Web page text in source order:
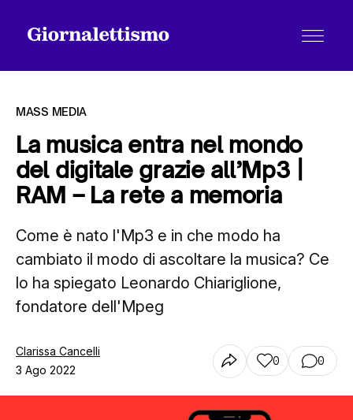
Tutti gli articoli
Chi siamo
Contatti
MASS MEDIA
La musica entra nel mondo
del digitale grazie all’Mp3 |
RAM – La rete a memoria
Come è nato l'Mp3 e in che modo ha
cambiato il modo di ascoltare la musica? Ce
lo ha spiegato Leonardo Chiariglione,
fondatore dell'Mpeg
Clarissa Cancelli
3 Ago 2022
0 0